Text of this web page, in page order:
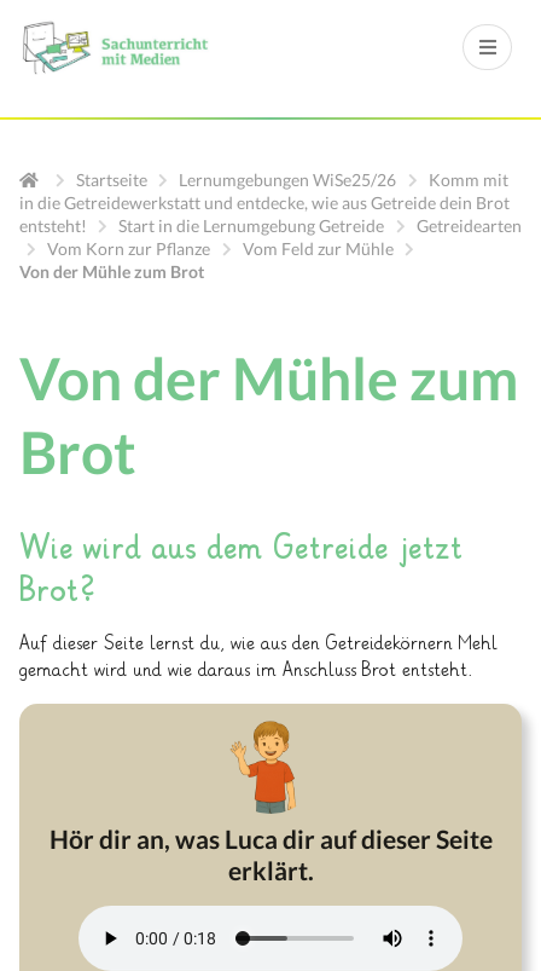
Startseite Lernumgebungen WiSe25/26
Komm mit
in die Getreidewerkstatt und entdecke, wie aus Getreide dein Brot
entsteht!
Start in die Lernumgebung Getreide
Getreidearten
Vom Korn zur Pflanze
Vom Feld zur Mühle
Von der Mühle zum Brot
Von der Mühle zum
Brot
Wie wird aus dem Getreide jetzt
Brot?
Auf dieser Seite lernst du, wie aus den Getreidekörnern Mehl
gemacht wird und wie daraus im Anschluss Brot entsteht.
Hör dir an, was Luca dir auf dieser Seite
erklärt.